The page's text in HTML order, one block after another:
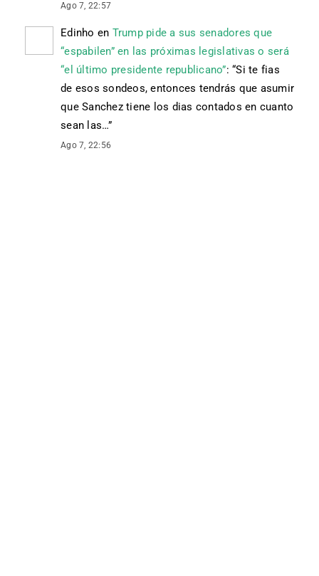
Ago 7, 22:57
Edinho en Trump pide a sus senadores que
“espabilen” en las próximas legislativas o será
“el último presidente republicano”: “Si te fias
de esos sondeos, entonces tendrás que asumir
que Sanchez tiene los dias contados en cuanto
sean las…”
Ago 7, 22:56